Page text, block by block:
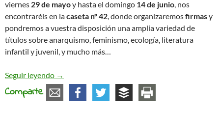
viernes 29 de mayoy hasta el domingo 14 de junio, nos
encontraréis en lacaseta nº 42, donde organizaremosfirmasy
pondremos a vuestra disposición una amplia variedad de
títulos sobre anarquismo, feminismo, ecología, literatura
infantil y juvenil, y mucho más…
Seguir leyendo La FAL en la Feria del Libro de Madrid 2026:
→
Comparte